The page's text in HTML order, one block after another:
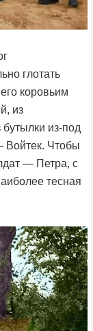
глотать
коровьим
из
из-под
Войтек. Чтобы
— Петра, с
тесная